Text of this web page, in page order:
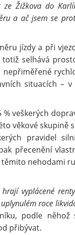
ze Žižkova do
a ač jsem se
jízdy a při
selhává
situacích –
veškerých
věkové skupině
pravidel
přecenění
nehodami
vyplácené
roce
podle něhož
přibývat.